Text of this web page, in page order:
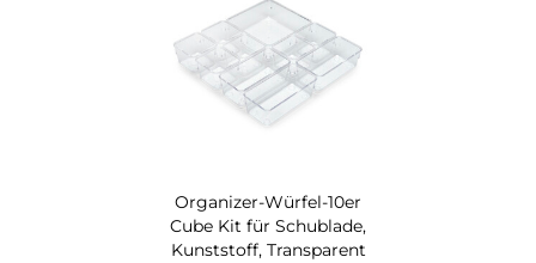
Organizer-Würfel-10er
Cube Kit für Schublade,
Kunststoff, Transparent